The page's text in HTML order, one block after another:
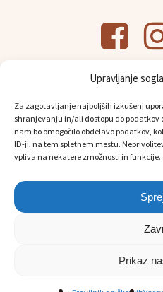
Upravljanje
Za zagotavljanje najboljših izkušenj
shranjevanju in/ali dostopu do podatkov
nam bo omogočilo obdelavo podatkov,
ID-ji, na tem spletnem mestu.
vpliva na nekatere zmožnosti in funkcije.
Prikaz
–
Splošni
Politikavarstva
Osebni